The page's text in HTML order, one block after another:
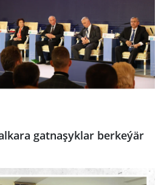
gatnaşyklar berkeýär